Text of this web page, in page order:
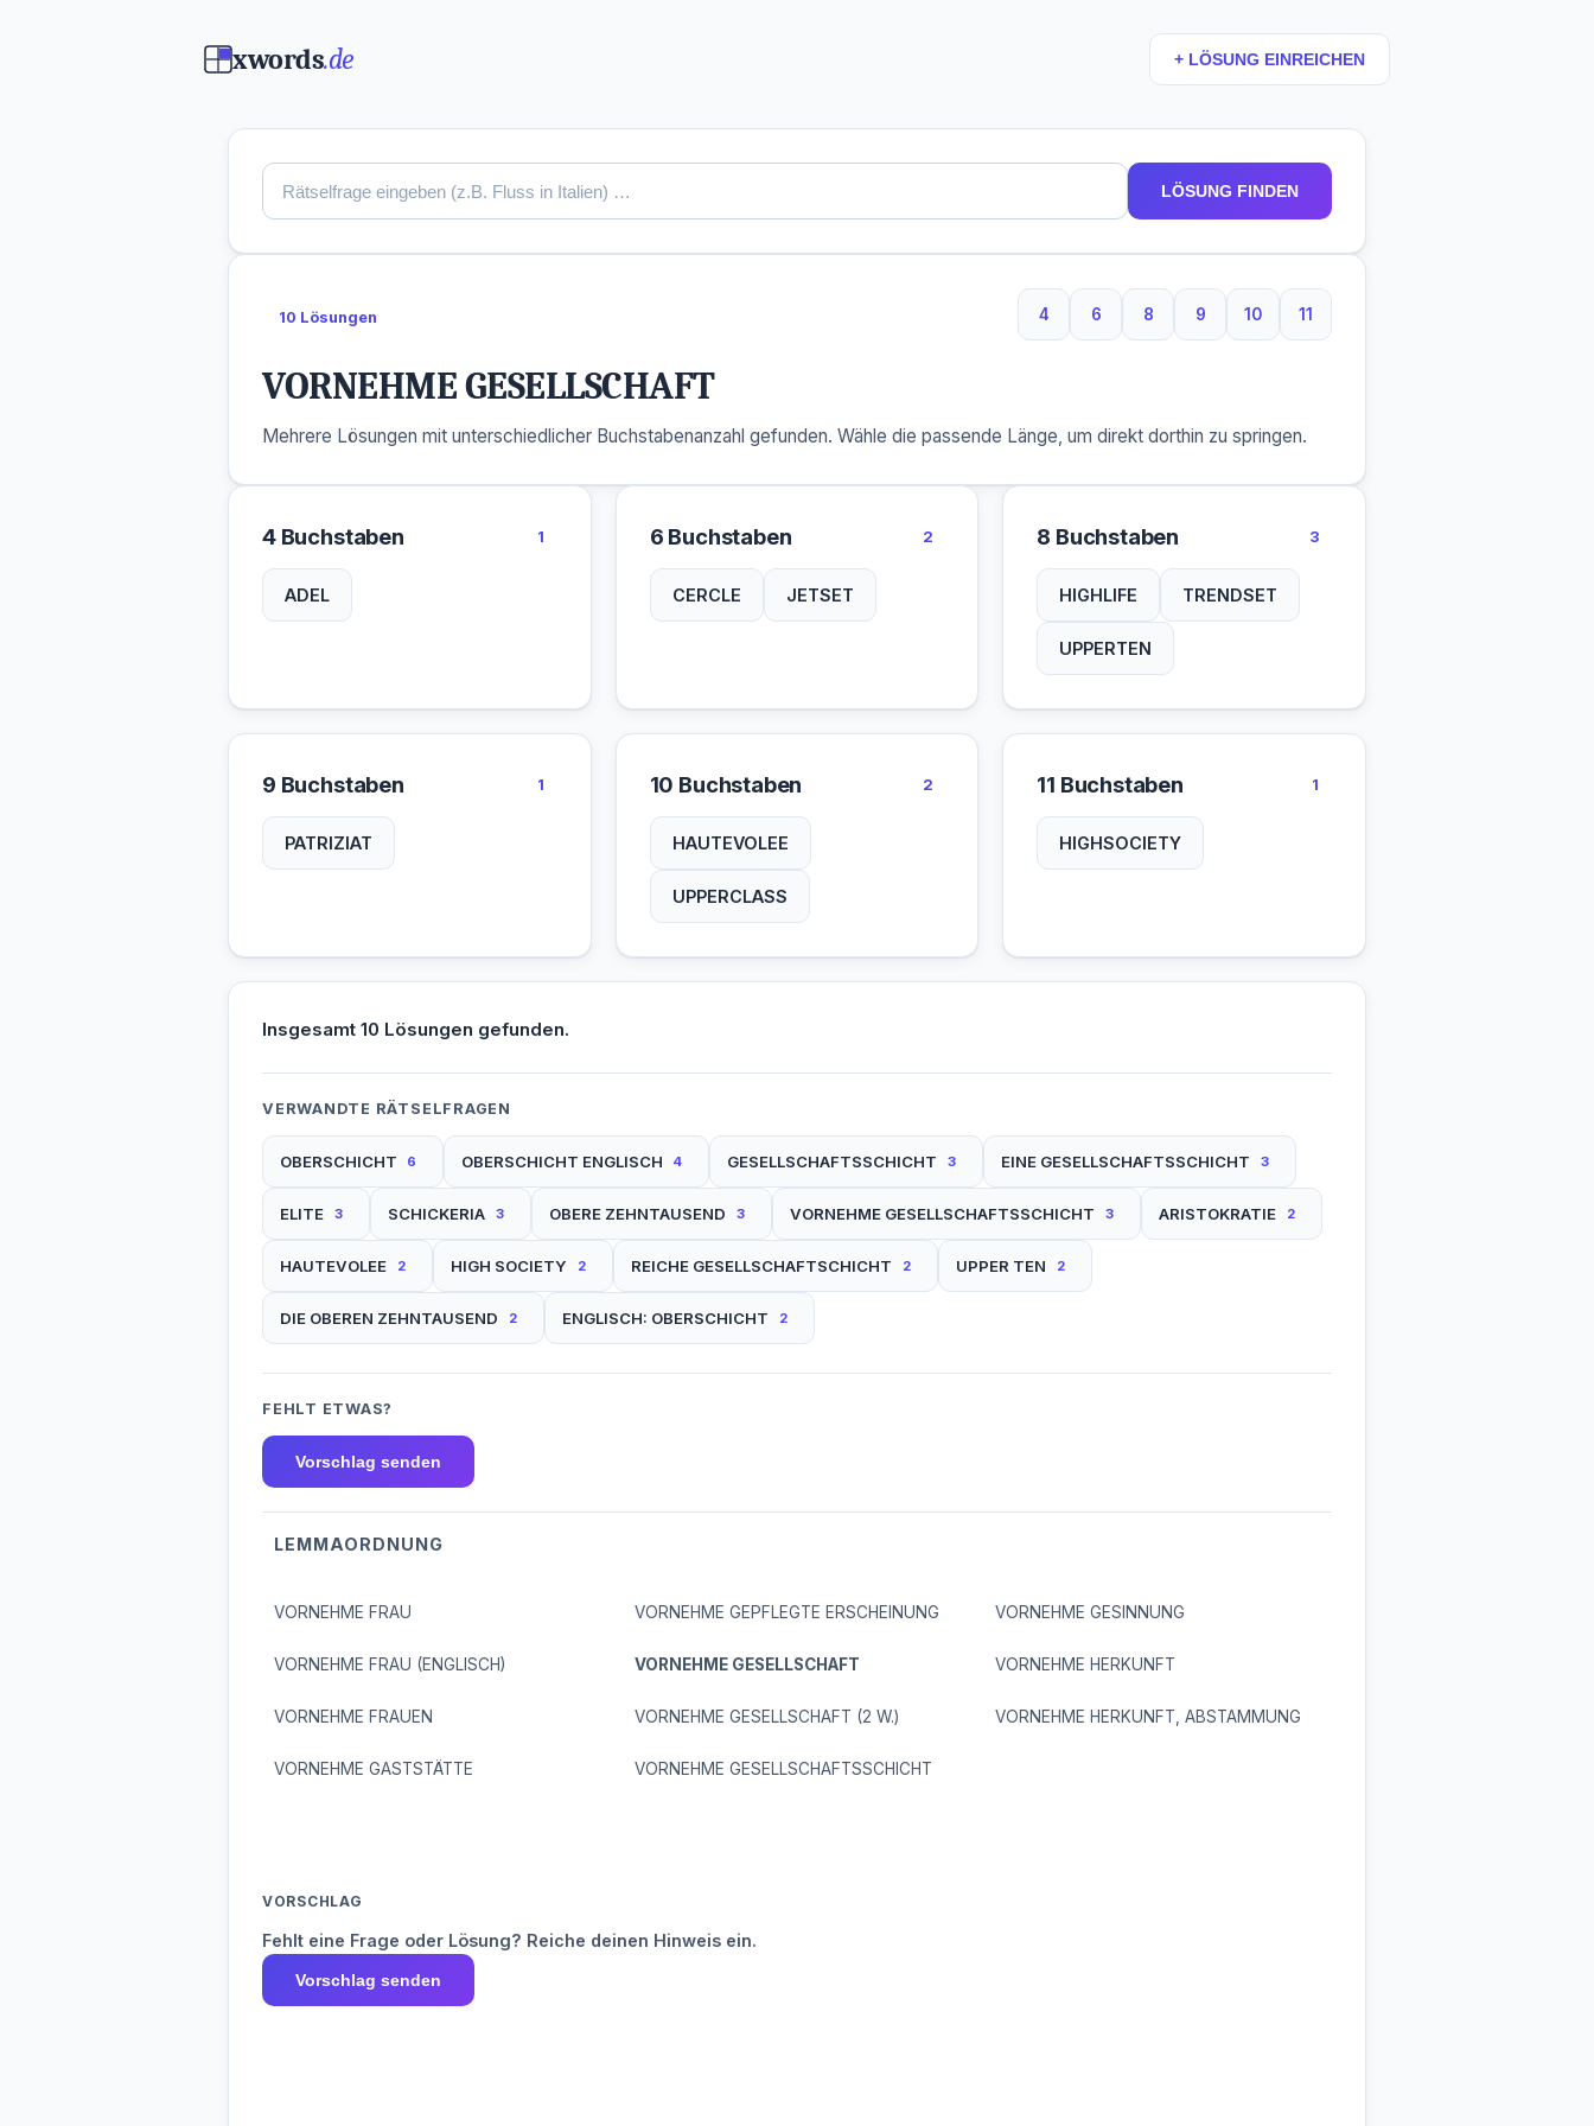
xwords.de + LÖSUNG EINREICHEN
LÖSUNG FINDEN
10 Lösungen 4
4 Buchstaben
6
6 Buchstaben
8
8 Buchstaben
9
9 Buchstaben
10
10 Buchstaben
11
11 Buchstaben
VORNEHME GESELLSCHAFT
Mehrere Lösungen mit unterschiedlicher Buchstabenanzahl gefunden. Wähle die passende Länge, um direkt dorthin zu springen.
4 Buchstaben 1
ADEL
6 Buchstaben 2
CERCLE JETSET
8 Buchstaben 3
HIGHLIFE TRENDSET
UPPERTEN
9 Buchstaben 1
PATRIZIAT
10 Buchstaben 2
HAUTEVOLEE
UPPERCLASS
11 Buchstaben 1
HIGHSOCIETY
Insgesamt 10 Lösungen gefunden.
VERWANDTE RÄTSELFRAGEN
OBERSCHICHT 6 OBERSCHICHT ENGLISCH 4 GESELLSCHAFTSSCHICHT 3 EINE GESELLSCHAFTSSCHICHT 3
ELITE 3 SCHICKERIA 3 OBERE ZEHNTAUSEND 3 VORNEHME GESELLSCHAFTSSCHICHT 3 ARISTOKRATIE 2
HAUTEVOLEE 2 HIGH SOCIETY 2 REICHE GESELLSCHAFTSCHICHT 2 UPPER TEN 2
DIE OBEREN ZEHNTAUSEND 2 ENGLISCH: OBERSCHICHT 2
FEHLT ETWAS?
Vorschlag senden
LEMMAORDNUNG
VORNEHME FRAU
VORNEHME FRAU (ENGLISCH)
VORNEHME FRAUEN
VORNEHME GASTSTÄTTE
VORNEHME GEPFLEGTE ERSCHEINUNG
VORNEHME GESELLSCHAFT
VORNEHME GESELLSCHAFT (2 W.)
VORNEHME GESELLSCHAFTSSCHICHT
VORNEHME GESINNUNG
VORNEHME HERKUNFT
VORNEHME HERKUNFT, ABSTAMMUNG
VORSCHLAG
Fehlt eine Frage oder Lösung? Reiche deinen Hinweis ein.
Vorschlag senden